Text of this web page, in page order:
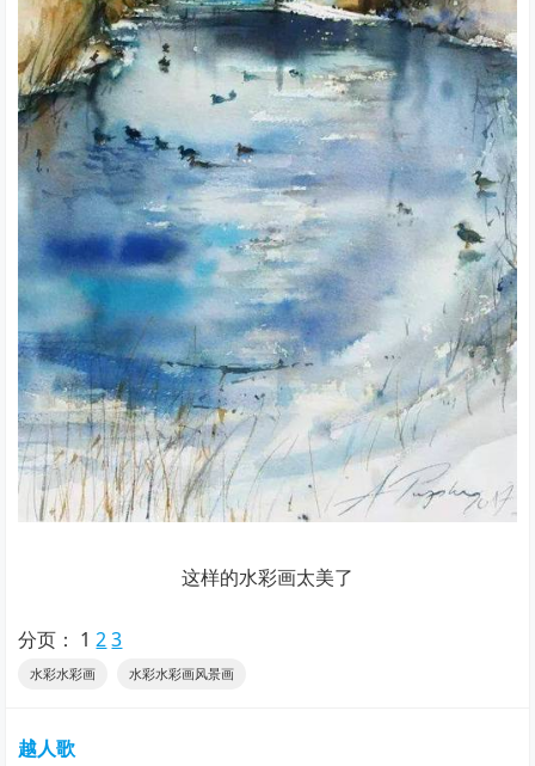
这样的水彩画太美了
分页： 1 2 3
水彩水彩画 水彩水彩画风景画
越人歌